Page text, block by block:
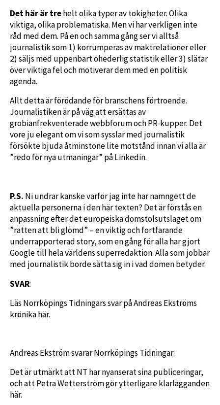
Det här är trehelt olika typer av tokigheter. Olika
viktiga, olika problematiska. Men vi har verkligen inte
råd med dem. På en och samma gång ser vi alltså
journalistik som 1) korrumperas av maktrelationer eller
2) säljs med uppenbart ohederlig statistik eller 3) slätar
över viktiga fel och motiverar dem med en politisk
agenda.
Allt detta är förödande för branschens förtroende.
Journalistiken är på väg att ersättas av
grobianfrekventerade webbforum och PR-kupper. Det
vore ju elegant om vi som sysslar med journalistik
försökte bjuda åtminstone lite motstånd innan vi alla är
”redo för nya utmaningar” på Linkedin.
P.S. Ni undrar kanske varför jag inte har namngett de
aktuella personerna i den här texten? Det är förstås en
anpassning efter det europeiska domstolsutslaget om
”rätten att bli glömd” – en viktig och fortfarande
underrapporterad story, som en gång för alla har gjort
Google till hela världens superredaktion. Alla som jobbar
med journalistik borde sätta sig in i vad domen betyder.
SVAR:
Läs Norrköpings Tidningars svar på Andreas Ekströms
krönikahär.
Andreas Ekström svarar Norrköpings Tidningar:
Det är utmärkt att NT har nyanserat sina publiceringar,
och att Petra Wetterström gör ytterligare klarlägganden
här.